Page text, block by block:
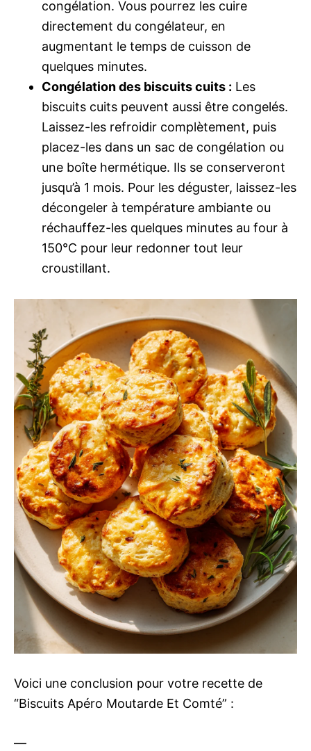
congélation. Vous pourrez les cuire
directement du congélateur, en
augmentant le temps de cuisson de
quelques minutes.
Congélation des biscuits cuits : Les
biscuits cuits peuvent aussi être congelés.
Laissez-les refroidir complètement, puis
placez-les dans un sac de congélation ou
une boîte hermétique. Ils se conserveront
jusqu’à 1 mois. Pour les déguster, laissez-les
décongeler à température ambiante ou
réchauffez-les quelques minutes au four à
150°C pour leur redonner tout leur
croustillant.
Voici une conclusion pour votre recette de
“Biscuits Apéro Moutarde Et Comté” :
—